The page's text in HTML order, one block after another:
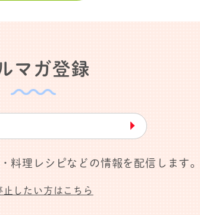
マガ登録
▶︎
料理レシピなどの情報を配信します。
止したい方はこちら